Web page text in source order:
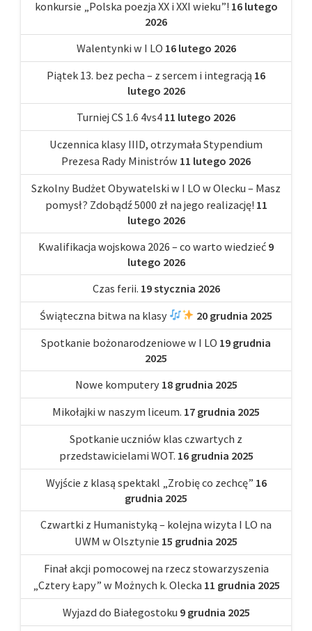
konkursie „Polska poezja XX i XXI wieku”! 16 lutego
2026
Walentynki w I LO 16 lutego 2026
Piątek 13. bez pecha – z sercem i integracją 16
lutego 2026
Turniej CS 1.6 4vs4 11 lutego 2026
Uczennica klasy IIID, otrzymała Stypendium
Prezesa Rady Ministrów 11 lutego 2026
Szkolny Budżet Obywatelski w I LO w Olecku – Masz
pomysł? Zdobądź 5000 zł na jego realizację! 11
lutego 2026
Kwalifikacja wojskowa 2026 – co warto wiedzieć 9
lutego 2026
Czas ferii. 19 stycznia 2026
Świąteczna bitwa na klasy
20 grudnia 2025
Spotkanie bożonarodzeniowe w I LO 19 grudnia
2025
Nowe komputery 18 grudnia 2025
Mikołajki w naszym liceum. 17 grudnia 2025
Spotkanie uczniów klas czwartych z
przedstawicielami WOT. 16 grudnia 2025
Wyjście z klasą spektakl „Zrobię co zechcę” 16
grudnia 2025
Czwartki z Humanistyką – kolejna wizyta I LO na
UWM w Olsztynie 15 grudnia 2025
Finał akcji pomocowej na rzecz stowarzyszenia
„Cztery Łapy” w Możnych k. Olecka 11 grudnia 2025
Wyjazd do Białegostoku 9 grudnia 2025